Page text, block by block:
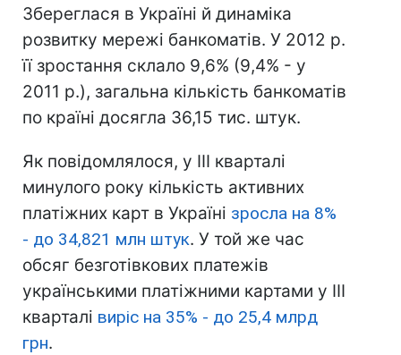
Збереглася в Україні й динаміка
розвитку мережі банкоматів. У 2012 р.
її зростання склало 9,6% (9,4% - у
2011 р.), загальна кількість банкоматів
по країні досягла 36,15 тис. штук.
Як повідомлялося, у III кварталі
минулого року кількість активних
платіжних карт в Україні зросла на 8%
- до 34,821 млн штук. У той же час
обсяг безготівкових платежів
українськими платіжними картами у III
кварталі виріс на 35% - до 25,4 млрд
грн.